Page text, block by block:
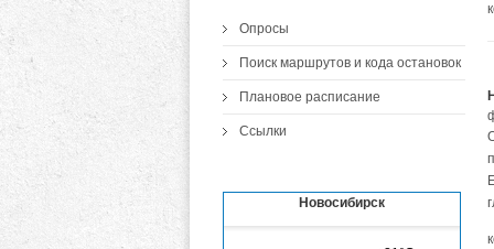
Опросы
Поиск маршрутов и кода остановок
Плановое расписание
Ссылки
Новосибирск